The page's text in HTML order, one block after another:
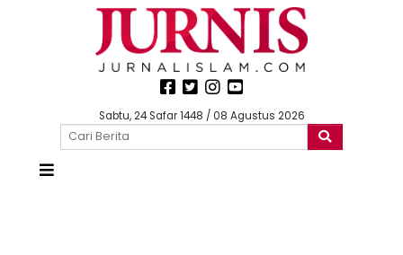
Sabtu, 24 Safar 1448 / 08 Agustus 2026